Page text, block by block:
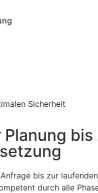
Sicherheit
Planung bis
bis zur
durch alle